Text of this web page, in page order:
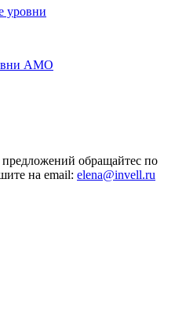
уровни
AMO
обращайтес по
на email: elena@invell.ru